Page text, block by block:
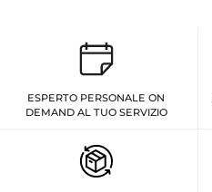
ESPERTO PERSONALE ON
DEMAND AL TUO SERVIZIO